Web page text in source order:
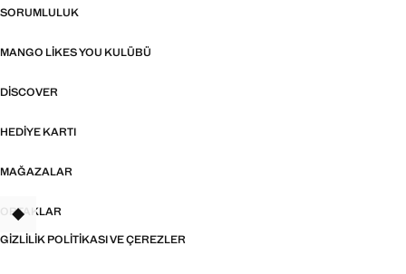
SORUMLULUK
MANGO LIKES YOU KULÜBÜ
DISCOVER
HEDIYE KARTI
MAĞAZALAR
ORTAKLAR
GIZLILIK POLITIKASI VE ÇEREZLER